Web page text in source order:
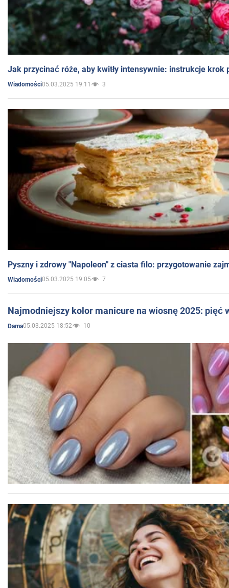
Jak przycinać róże, aby kwitły intensywnie: instrukcje krok
Wiadomości05.03.2025 19:11 3
Pyszny i zdrowy "Napoleon" z ciasta filo: przygotowanie
Wiadomości05.03.2025 19:05 7
Najmodniejszy kolor manicure na wiosnę 2025: pięć
Dama05.03.2025 18:52 10